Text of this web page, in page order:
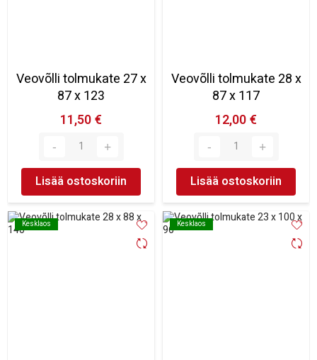
Veovõlli tolmukate 27 x
87 x 123
11,50 €
Lisää ostoskoriin
Veovõlli tolmukate 28 x
87 x 117
12,00 €
Lisää ostoskoriin
Kesklaos
Kesklaos Kesklaos
Kesklaos